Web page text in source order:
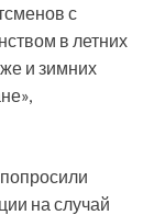
с
в летних
и зимних
на случай